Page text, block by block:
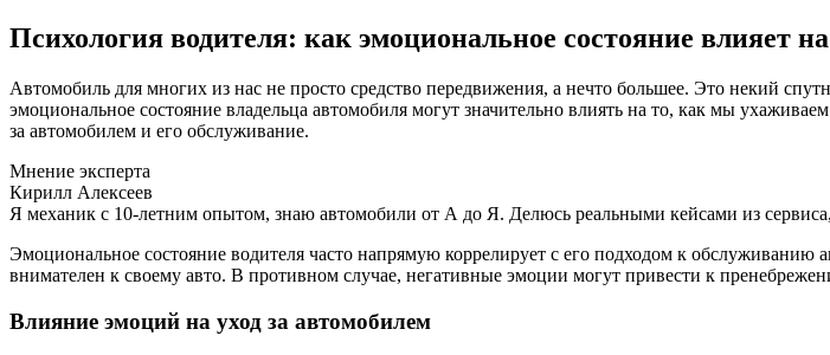
Психология водителя: как эмоциональное состояние влияет
Автомобиль для многих из нас не просто средство передвижения, а нечто большее. Это некий
эмоциональное состояние владельца автомобиля могут значительно влиять на то, как мы
за автомобилем и его обслуживание.
Мнение эксперта
Кирилл Алексеев
Я механик с 10-летним опытом, знаю автомобили от А до Я. Делюсь реальными кейсами из
Эмоциональное состояние водителя часто напрямую коррелирует с его подходом к обслуживанию
внимателен к своему авто. В противном случае, негативные эмоции могут привести к
Влияние эмоций на уход за автомобилем